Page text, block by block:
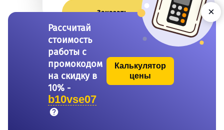
Заказать
Бакалаврская работа
Рассчитай
стоимость
работы с
промокодом
на скидку в
10% -
b10vse07
Калькулятор
цены
×